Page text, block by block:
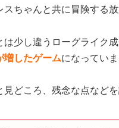
ちゃんと共に冒険する
少し違うローグライク成
増したゲームになっていま
どころ、残念な点など